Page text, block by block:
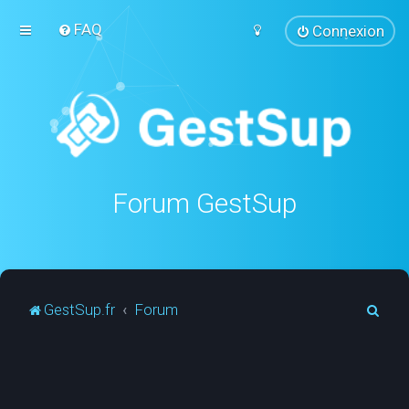
FAQ Connexion
Forum GestSup
GestSup.fr Forum